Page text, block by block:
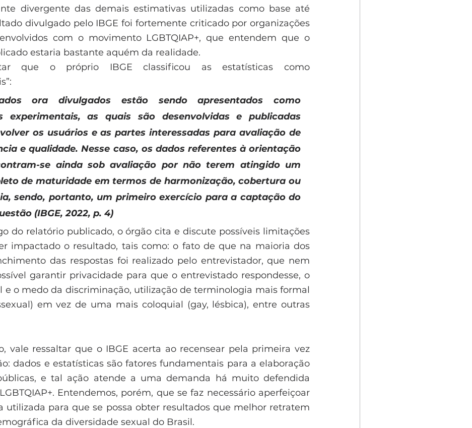
divergente das demais estimativas utilizadas como base até
divulgado pelo IBGE foi fortemente criticado por organizações
com o movimento LGBTQIAP+, que entendem que o
estaria bastante aquém da realidade.
que o próprio IBGE classificou as estatísticas como
ora divulgados estão sendo apresentados como
experimentais, as quais são desenvolvidas e publicadas
os usuários e as partes interessadas para avaliação de
e qualidade. Nesse caso, os dados referentes à orientação
se ainda sob avaliação por não terem atingido um
de maturidade em termos de harmonização, cobertura ou
sendo, portanto, um primeiro exercício para a captação do
(IBGE, 2022, p. 4)
do relatório publicado, o órgão cita e discute possíveis limitações
impactado o resultado, tais como: o fato de que na maioria dos
das respostas foi realizado pelo entrevistador, que nem
garantir privacidade para que o entrevistado respondesse, o
e o medo da discriminação, utilização de terminologia mais formal
em vez de uma mais coloquial (gay, lésbica), entre outras
vale ressaltar que o IBGE acerta ao recensear pela primeira vez
dados e estatísticas são fatores fundamentais para a elaboração
e tal ação atende a uma demanda há muito defendida
Entendemos, porém, que se faz necessário aperfeiçoar
utilizada para que se possa obter resultados que melhor retratem
da diversidade sexual do Brasil.